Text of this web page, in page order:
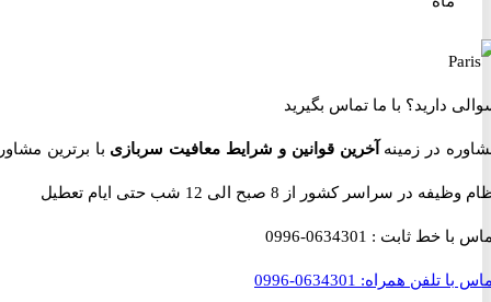
دارید؟ با ما تماس بگیرید
در زمینهآخرین قوانین و شرایط معافیت سربازیبا برترین مشاوران
در سراسر کشور از 8 صبح الی 12 شب حتی ایام تعطیل
با خط ثابت :0634301-0996
تلفن همراه:0634301-0996